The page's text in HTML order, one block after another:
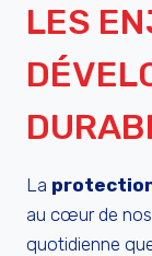
LES
La
au cœur de
quotidienne